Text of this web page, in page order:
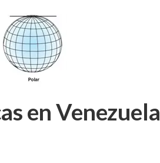
en Venezuela